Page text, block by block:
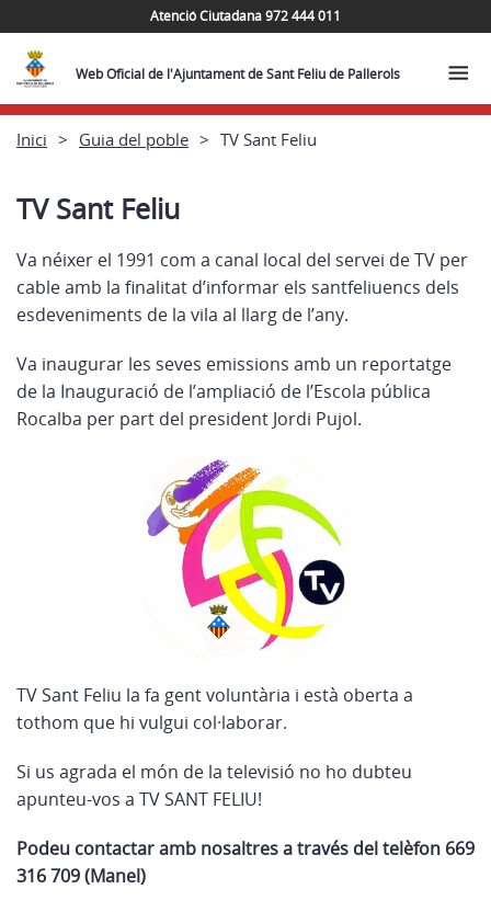
Atenció Ciutadana 972 444 011
Web Oficial de l'Ajuntament de Sant Feliu de Pallerols
Inici Guia del poble TV Sant Feliu
TV Sant Feliu
Va néixer el 1991 com a canal local del servei de TV per
cable amb la finalitat d’informar els santfeliuencs dels
esdeveniments de la vila al llarg de l’any.
Va inaugurar les seves emissions amb un reportatge
de la Inauguració de l’ampliació de l’Escola pública
Rocalba per part del president Jordi Pujol.
TV Sant Feliu la fa gent voluntària i està oberta a
tothom que hi vulgui col·laborar.
Si us agrada el món de la televisió no ho dubteu
apunteu-vos a TV SANT FELIU!
Podeu contactar amb nosaltres a través del telèfon 669
316 709 (Manel)